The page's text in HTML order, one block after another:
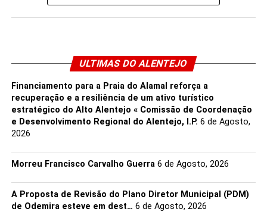
ULTIMAS DO ALENTEJO
Financiamento para a Praia do Alamal reforça a
recuperação e a resiliência de um ativo turístico
estratégico do Alto Alentejo « Comissão de Coordenação
e Desenvolvimento Regional do Alentejo, I.P. 6 de Agosto,
2026
Morreu Francisco Carvalho Guerra 6 de Agosto, 2026
A Proposta de Revisão do Plano Diretor Municipal (PDM)
de Odemira esteve em dest… 6 de Agosto, 2026